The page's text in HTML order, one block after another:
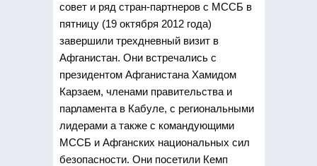
совет и ряд стран-партнеров с МССБ в
пятницу (19 октября 2012 года)
завершили трехдневный визит в
Афганистан. Они встречались с
президентом Афганистана Хамидом
Карзаем, членами правительства и
парламента в Кабуле, с региональными
лидерами а также с командующими
МССБ и Афганских национальных сил
безопасности. Они посетили Кемп